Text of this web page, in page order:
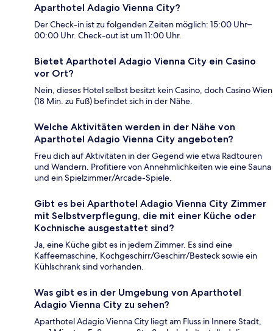
Aparthotel Adagio Vienna City?
Der Check-in ist zu folgenden Zeiten möglich: 15:00 Uhr–
00:00 Uhr. Check-out ist um 11:00 Uhr.
Bietet Aparthotel Adagio Vienna City ein Casino
vor Ort?
Nein, dieses Hotel selbst besitzt kein Casino, doch Casino Wien
(18 Min. zu Fuß) befindet sich in der Nähe.
Welche Aktivitäten werden in der Nähe von
Aparthotel Adagio Vienna City angeboten?
Freu dich auf Aktivitäten in der Gegend wie etwa Radtouren
und Wandern. Profitiere von Annehmlichkeiten wie eine Sauna
und ein Spielzimmer/Arcade-Spiele.
Gibt es bei Aparthotel Adagio Vienna City Zimmer
mit Selbstverpflegung, die mit einer Küche oder
Kochnische ausgestattet sind?
Ja, eine Küche gibt es in jedem Zimmer. Es sind eine
Kaffeemaschine, Kochgeschirr/Geschirr/Besteck sowie ein
Kühlschrank sind vorhanden.
Was gibt es in der Umgebung von Aparthotel
Adagio Vienna City zu sehen?
Aparthotel Adagio Vienna City liegt am Fluss in Innere Stadt,